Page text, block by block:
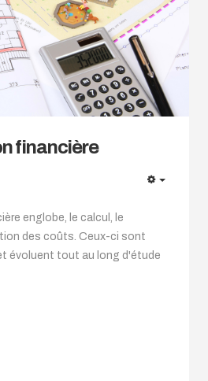
financière
englobe, le calcul, le
des coûts. Ceux-ci sont
évoluent tout au long d'étude